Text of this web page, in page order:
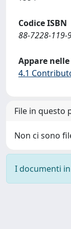
Codice ISBN
88-7228-119-
Appare
4.1
File in questo
Non ci sono
I documenti